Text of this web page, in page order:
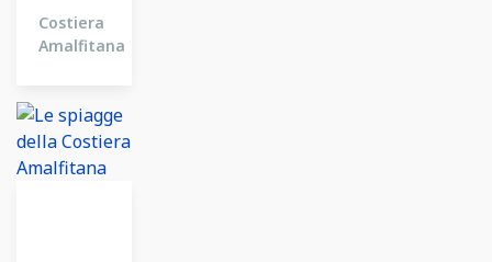
Costiera
Amalfitana